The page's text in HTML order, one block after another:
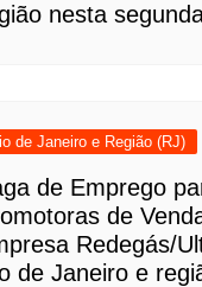
nesta
de Janeiro e Região (RJ)
de Emprego
de
Redegás/
de Janeiro e